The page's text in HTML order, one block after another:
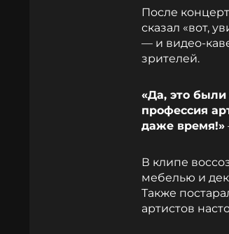
После
сказал «вот,
— и видео-
зрителей.
«Да, это
профессия
даже время!»
В клипе
мебелью и
Также
артистов